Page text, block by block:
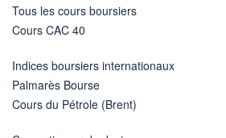
Tous les cours boursiers
Cours CAC 40
Indices boursiers internationaux
Palmarès Bourse
Cours du Pétrole (Brent)